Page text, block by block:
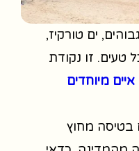
ים טורקיז,
טעים. זו נקודת
איים מיוחדים
בטיסה מחוץ